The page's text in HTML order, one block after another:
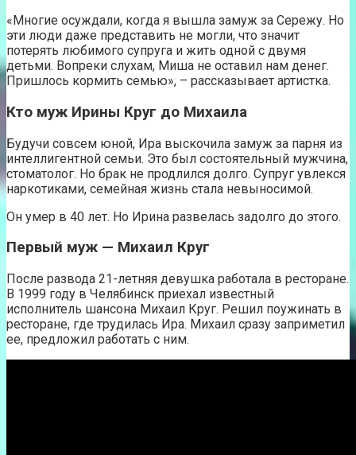
«Многие осуждали, когда я вышла замуж за Сережу. Но
эти люди даже представить не могли, что значит
потерять любимого супруга и жить одной с двумя
детьми. Вопреки слухам, Миша не оставил нам денег.
Пришлось кормить семью», – рассказывает артистка.
Кто муж Ирины Круг до Михаила
Будучи совсем юной, Ира выскочила замуж за парня из
интеллигентной семьи. Это был состоятельный мужчина,
стоматолог. Но брак не продлился долго. Супруг увлекся
наркотиками, семейная жизнь стала невыносимой.
Он умер в 40 лет. Но Ирина развелась задолго до этого.
Первый муж — Михаил Круг
После развода 21-летняя девушка работала в ресторане.
В 1999 году в Челябинск приехал известный
исполнитель шансона Михаил Круг. Решил поужинать в
ресторане, где трудилась Ира. Михаил сразу заприметил
ее, предложил работать с ним.